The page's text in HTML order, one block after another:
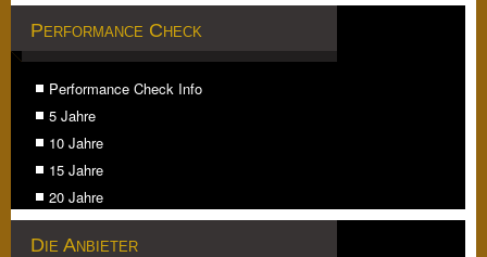
Performance Check
Performance Check Info
5 Jahre
10 Jahre
15 Jahre
20 Jahre
Die Anbieter